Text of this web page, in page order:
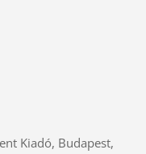
Kiadó, Budapest,